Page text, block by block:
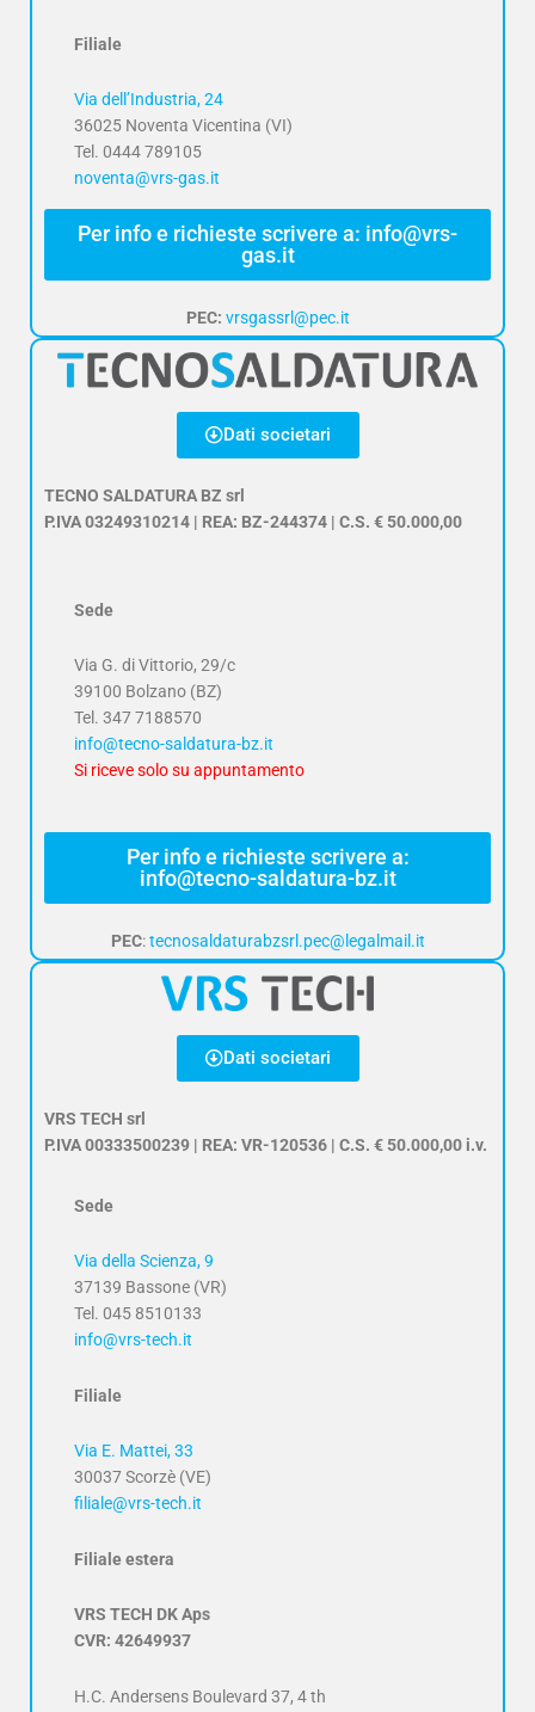
Filiale
Via dell’Industria, 24
36025 Noventa Vicentina (VI)
Tel. 0444 789105
noventa@vrs-gas.it
Per info e richieste scrivere a: info@vrs-
gas.it
PEC: vrsgassrl@pec.it
Dati societari
TECNO SALDATURA BZ srl
P.IVA 03249310214 | REA: BZ-244374 | C.S. € 50.000,00
Sede
Via G. di Vittorio, 29/c
39100 Bolzano (BZ)
Tel. 347 7188570
info@tecno-saldatura-bz.it
Si riceve solo su appuntamento
Per info e richieste scrivere a:
info@tecno-saldatura-bz.it
PEC:tecnosaldaturabzsrl.pec@legalmail.it
Dati societari
VRS TECH srl
P.IVA 00333500239 | REA: VR-120536 | C.S. € 50.000,00 i.v.
Sede
Via della Scienza, 9
37139 Bassone (VR)
Tel. 045 8510133
info@vrs-tech.it
Filiale
Via E. Mattei, 33
30037 Scorzè (VE)
filiale@vrs-tech.it
Filiale estera
VRS TECH DK Aps
CVR: 42649937
H.C. Andersens Boulevard 37, 4 th